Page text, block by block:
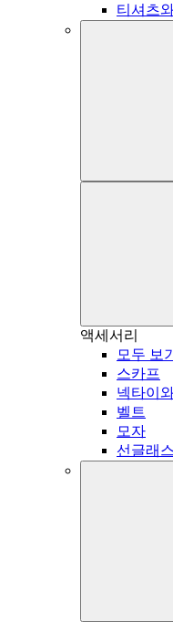
티셔츠
액세서리
모두 보기
스카프
넥타이
벨트
모자
선글래스